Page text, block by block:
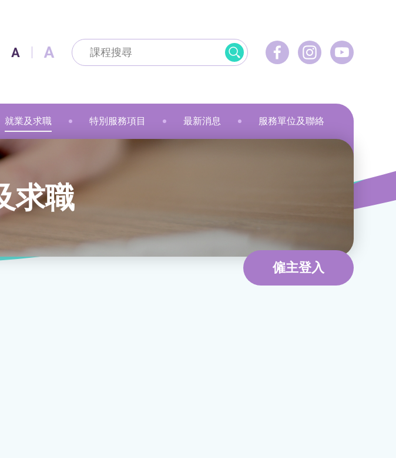
A A
財務
保健
教育康體
素養
護理
護理
服務
環境服務
語文
語文
保健
手作
神學堂
Heart 甜品工房
就業及求職
就業及求職
最新資訊 / 招聘會
求職錦囊
僱主及企業服務
特別服務項目 最新消息 服務單位及聯絡
求職
僱主登入